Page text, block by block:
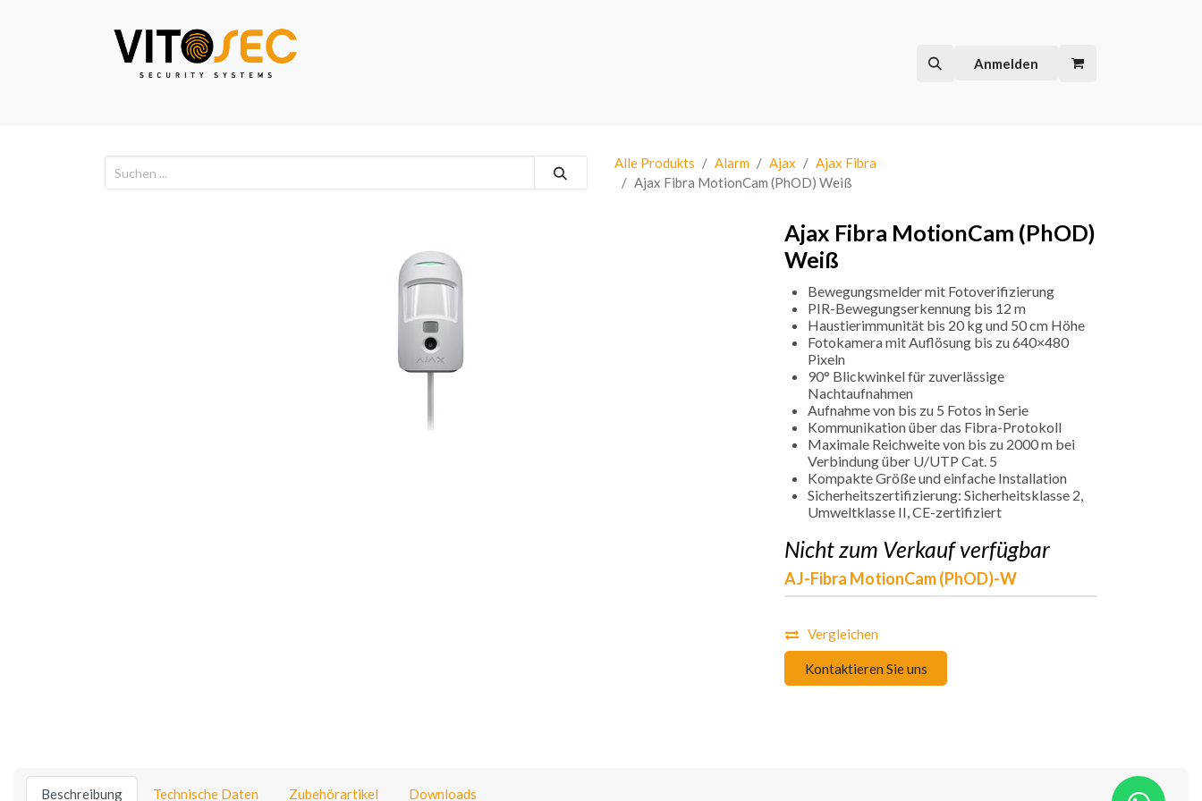
Video Alarm Anmelden
Alle Produkts Alarm Ajax
Ajax Fibra
Ajax Fibra MotionCam (PhOD) Weiß
Ajax Fibra MotionCam (PhOD)
Weiß
Bewegungsmelder mit Fotoverifizierung
PIR-Bewegungserkennung bis 12 m
Haustierimmunität bis 20 kg und 50 cm Höhe
Fotokamera mit Auflösung bis zu 640×480
Pixeln
90° Blickwinkel für zuverlässige
Nachtaufnahmen
Aufnahme von bis zu 5 Fotos in Serie
Kommunikation über das Fibra-Protokoll
Maximale Reichweite von bis zu 2000 m bei
Verbindung über U/UTP Cat. 5
Kompakte Größe und einfache Installation
Sicherheitszertifizierung: Sicherheitsklasse 2,
Umweltklasse II, CE-zertifiziert
Nicht zum Verkauf verfügbar
AJ-Fibra MotionCam (PhOD)-W
Vergleichen
Kontaktieren Sie uns
Beschreibung Technische Daten Zubehörartikel Downloads